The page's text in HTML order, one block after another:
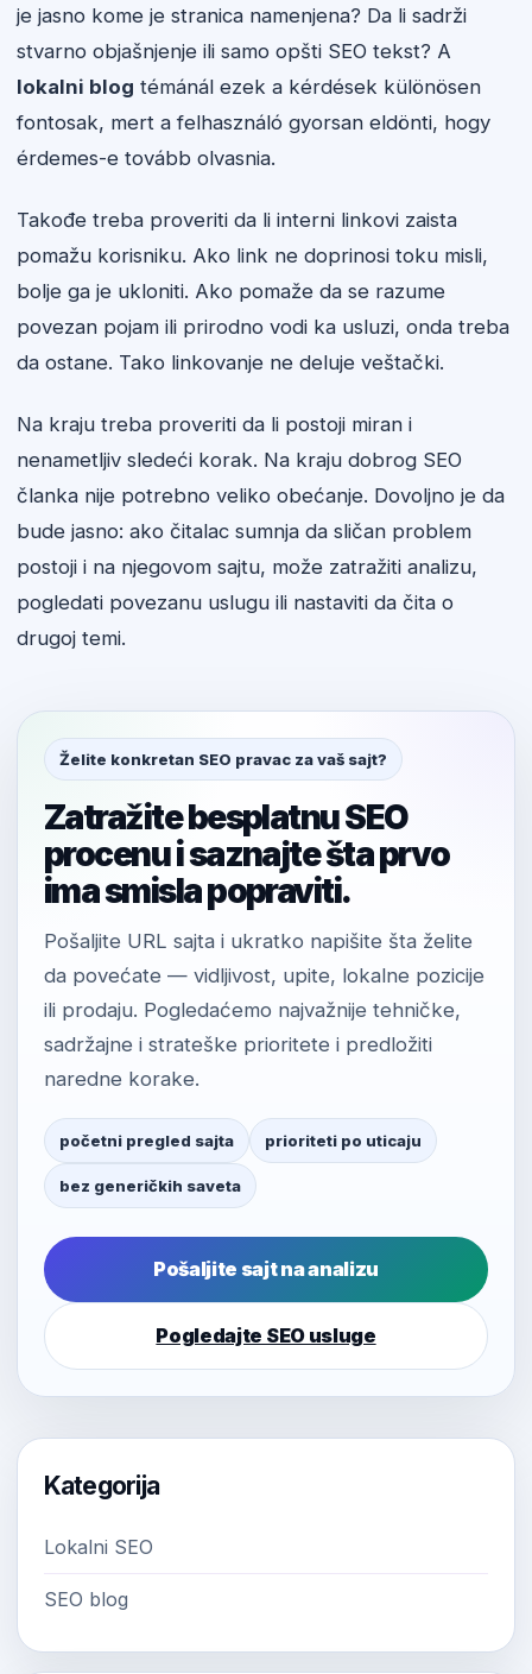
je jasno kome je stranica namenjena? Da li sadrži
stvarno objašnjenje ili samo opšti SEO tekst? A
lokalni blog témánál ezek a kérdések különösen
fontosak, mert a felhasználó gyorsan eldönti, hogy
érdemes-e tovább olvasnia.
Takođe treba proveriti da li interni linkovi zaista
pomažu korisniku. Ako link ne doprinosi toku misli,
bolje ga je ukloniti. Ako pomaže da se razume
povezan pojam ili prirodno vodi ka usluzi, onda treba
da ostane. Tako linkovanje ne deluje veštački.
Na kraju treba proveriti da li postoji miran i
nenametljiv sledeći korak. Na kraju dobrog SEO
članka nije potrebno veliko obećanje. Dovoljno je da
bude jasno: ako čitalac sumnja da sličan problem
postoji i na njegovom sajtu, može zatražiti analizu,
pogledati povezanu uslugu ili nastaviti da čita o
drugoj temi.
Želite konkretan SEO pravac za vaš sajt?
Zatražite besplatnu SEO
procenu i saznajte šta prvo
ima smisla popraviti.
Pošaljite URL sajta i ukratko napišite šta želite
da povećate — vidljivost, upite, lokalne pozicije
ili prodaju. Pogledaćemo najvažnije tehničke,
sadržajne i strateške prioritete i predložiti
naredne korake.
početni pregled sajta prioriteti po uticaju
bez generičkih saveta
Pošaljite sajt na analizu
Pogledajte SEO usluge
Kategorija
Lokalni SEO
SEO blog